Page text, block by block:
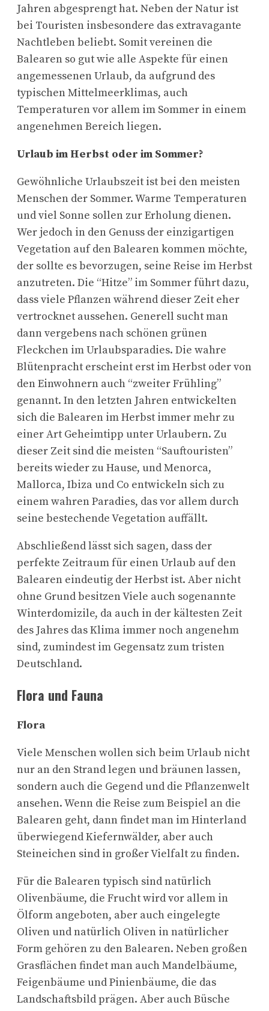
Jahren abgesprengt hat. Neben der Natur ist
bei Touristen insbesondere das extravagante
Nachtleben beliebt. Somit vereinen die
Balearen so gut wie alle Aspekte für einen
angemessenen Urlaub, da aufgrund des
typischen Mittelmeerklimas, auch
Temperaturen vor allem im Sommer in einem
angenehmen Bereich liegen.
Urlaub im Herbst oder im Sommer?
Gewöhnliche Urlaubszeit ist bei den meisten
Menschen der Sommer. Warme Temperaturen
und viel Sonne sollen zur Erholung dienen.
Wer jedoch in den Genuss der einzigartigen
Vegetation auf den Balearen kommen möchte,
der sollte es bevorzugen, seine Reise im Herbst
anzutreten. Die “Hitze” im Sommer führt dazu,
dass viele Pflanzen während dieser Zeit eher
vertrocknet aussehen. Generell sucht man
dann vergebens nach schönen grünen
Fleckchen im Urlaubsparadies. Die wahre
Blütenpracht erscheint erst im Herbst oder von
den Einwohnern auch “zweiter Frühling”
genannt. In den letzten Jahren entwickelten
sich die Balearen im Herbst immer mehr zu
einer Art Geheimtipp unter Urlaubern. Zu
dieser Zeit sind die meisten “Sauftouristen”
bereits wieder zu Hause, und Menorca,
Mallorca, Ibiza und Co entwickeln sich zu
einem wahren Paradies, das vor allem durch
seine bestechende Vegetation auffällt.
Abschließend lässt sich sagen, dass der
perfekte Zeitraum für einen Urlaub auf den
Balearen eindeutig der Herbst ist. Aber nicht
ohne Grund besitzen Viele auch sogenannte
Winterdomizile, da auch in der kältesten Zeit
des Jahres das Klima immer noch angenehm
sind, zumindest im Gegensatz zum tristen
Deutschland.
Flora und Fauna
Flora
Viele Menschen wollen sich beim Urlaub nicht
nur an den Strand legen und bräunen lassen,
sondern auch die Gegend und die Pflanzenwelt
ansehen. Wenn die Reise zum Beispiel an die
Balearen geht, dann findet man im Hinterland
überwiegend Kiefernwälder, aber auch
Steineichen sind in großer Vielfalt zu finden.
Für die Balearen typisch sind natürlich
Olivenbäume, die Frucht wird vor allem in
Ölform angeboten, aber auch eingelegte
Oliven und natürlich Oliven in natürlicher
Form gehören zu den Balearen. Neben großen
Grasflächen findet man auch Mandelbäume,
Feigenbäume und Pinienbäume, die das
Landschaftsbild prägen. Aber auch Büsche